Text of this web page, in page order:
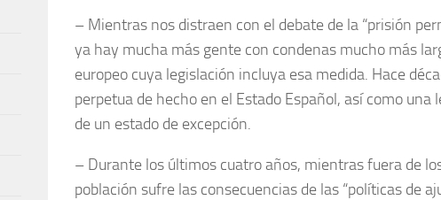
– Mientras nos distraen con el debate de la “prisión
ya hay mucha más gente con condenas mucho más
europeo cuya legislación incluya esa medida. Hace
perpetua de hecho en el Estado Español, así como
de un estado de excepción.
– Durante los últimos cuatro años, mientras fuera de
población sufre las consecuencias de las “políticas de